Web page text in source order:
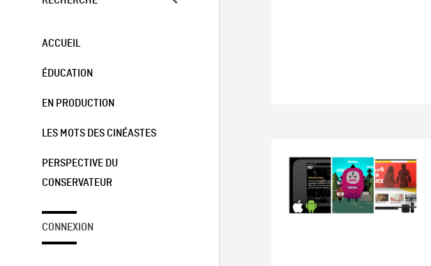
ACCUEIL
ÉDUCATION
EN PRODUCTION
LES MOTS DES CINÉASTES
PERSPECTIVE DU
CONSERVATEUR
CONNEXION